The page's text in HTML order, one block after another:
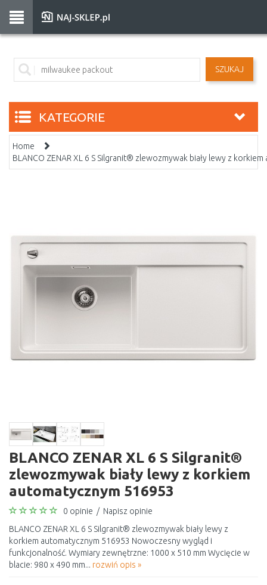
SZUKAJ
KATEGORIE
Home
BLANCO ZENAR XL 6 S Silgranit® zlewozmywak biały lewy z
BLANCO ZENAR XL 6 S Silgranit®
zlewozmywak biały lewy z korkiem
automatycznym 516953
0 opinie / Napisz opinie
BLANCO ZENAR XL 6 S Silgranit® zlewozmywak biały lewy z
korkiem automatycznym 516953 Nowoczesny wygląd i
funkcjonalność. Wymiary zewnętrzne: 1000 x 510 mm Wycięcie w
blacie: 980 x 490 mm... rozwiń opis »